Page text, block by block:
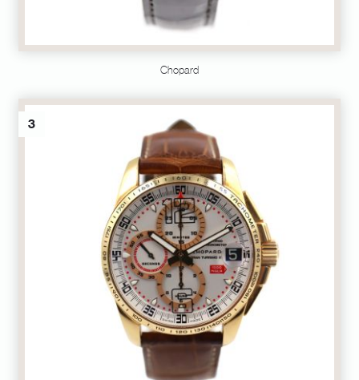
Chopard
3